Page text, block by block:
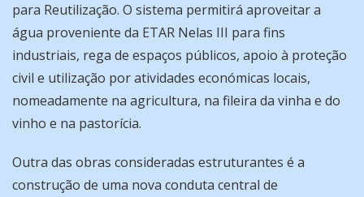
para Reutilização. O sistema permitirá aproveitar a
água proveniente da ETAR Nelas III para fins
industriais, rega de espaços públicos, apoio à proteção
civil e utilização por atividades económicas locais,
nomeadamente na agricultura, na fileira da vinha e do
vinho e na pastorícia.
Outra das obras consideradas estruturantes é a
construção de uma nova conduta central de